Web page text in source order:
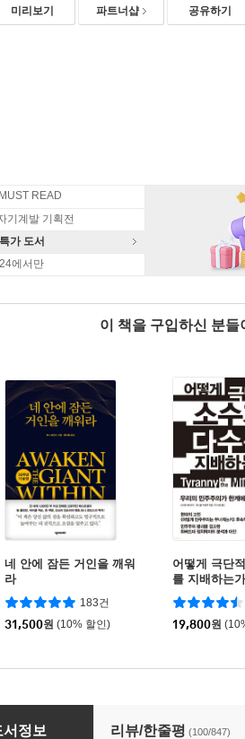
미리보기 파트너샵 공유하기
READ
기계발 기획전
가 도서
에서만
이 책을 구입하신 분
네 안에 잠든 거인을 깨워
라
183건
31,500원 (10% 할인)
어떻게 극단
를 지배하는가
19,800원
말하기
서정보 리뷰/한줄평 (100/847)